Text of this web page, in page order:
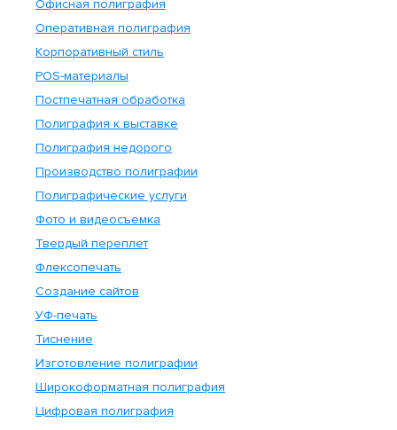
Офисная полиграфия
Оперативная полиграфия
Корпоративный стиль
POS-материалы
Постпечатная обработка
Полиграфия к выставке
Полиграфия недорого
Производство полиграфии
Полиграфические услуги
Фото и видеосъемка
Твердый переплет
Флексопечать
Создание сайтов
УФ-печать
Тиснение
Изготовление полиграфии
Широкоформатная полиграфия
Цифровая полиграфия